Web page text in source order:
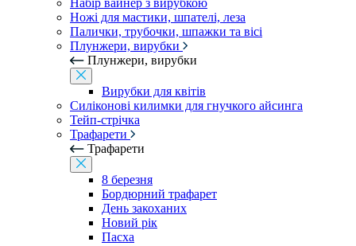
Набір вайнер з вирубкою
Ножі для мастики, шпателі, леза
Палички, трубочки, шпажки та вісі
Плунжери, вирубки
Плунжери, вирубки
Вирубки для квітів
Силіконові килимки для гнучкого айсинга
Тейп-стрічка
Трафарети
Трафарети
8 березня
Бордюрний трафарет
День закоханих
Новий рік
Пасха